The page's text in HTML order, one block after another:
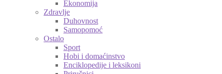
Ekonomija
Zdravlje
Duhovnost
Samopomoć
Ostalo
Sport
Hobi i domaćinstvo
Enciklopedije i leksikoni